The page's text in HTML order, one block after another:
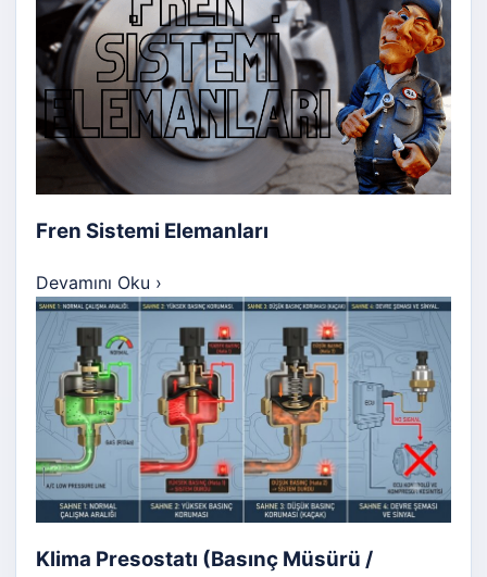
Fren Sistemi Elemanları
Devamını Oku ›
Klima Presostatı (Basınç Müsürü /